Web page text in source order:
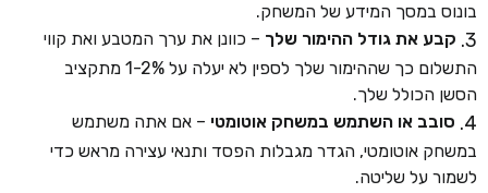
בונוס במסך המידע של המשחק.
קבע את גודל ההימור שלך – כוונן את ערך המטבע ואת קווי
התשלום כך שההימור שלך לספין לא יעלה על 1-2% מתקציב
הסשן הכולל שלך.
סובב או השתמש במשחק אוטומטי – אם אתה משתמש
במשחק אוטומטי, הגדר מגבלות הפסד ותנאי עצירה מראש כדי
לשמור על שליטה.